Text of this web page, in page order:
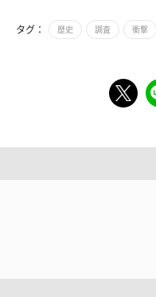
タグ： 歴史 調査 衝撃